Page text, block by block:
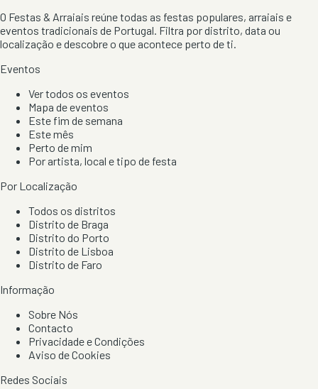
O Festas & Arraiais reúne todas as festas populares, arraiais e
eventos tradicionais de Portugal. Filtra por distrito, data ou
localização e descobre o que acontece perto de ti.
Eventos
Ver todos os eventos
Mapa de eventos
Este fim de semana
Este mês
Perto de mim
Por artista, local e tipo de festa
Por Localização
Todos os distritos
Distrito de Braga
Distrito do Porto
Distrito de Lisboa
Distrito de Faro
Informação
Sobre Nós
Contacto
Privacidade e Condições
Aviso de Cookies
Redes Sociais